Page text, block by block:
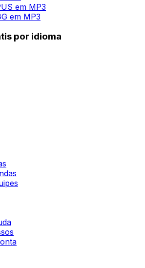
em MP3
em MP3
por idioma